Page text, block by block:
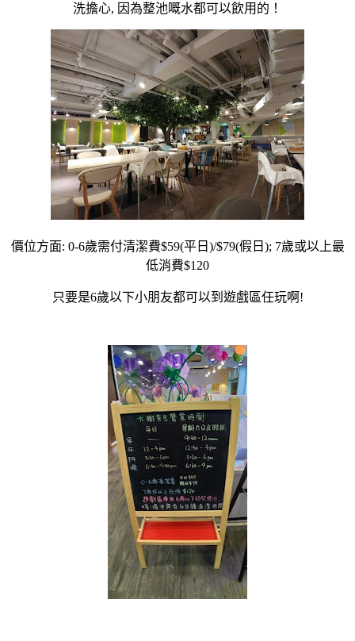
洗擔心, 因為整池嘅水都可以飲用的！
價位方面: 0-6歲需付清潔費$59(平日)/$79(假日); 7歲或以上最
低消費$120
只要是6歲以下小朋友都可以到遊戲區任玩啊!